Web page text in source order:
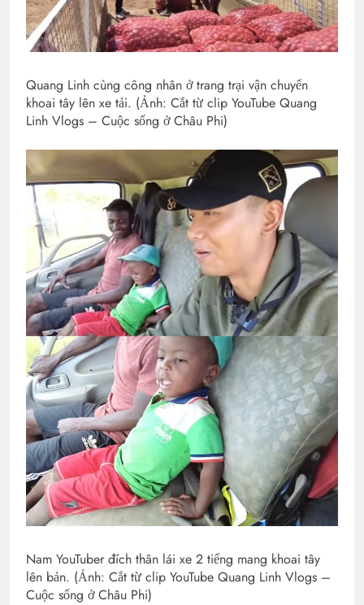
Quang Linh cùng công nhân ở trang trại vận chuyển
khoai tây lên xe tải. (Ảnh: Cắt từ clip YouTube Quang
Linh Vlogs – Cuộc sống ở Châu Phi)
Nam YouTuber đích thân lái xe 2 tiếng mang khoai tây
lên bản. (Ảnh: Cắt từ clip YouTube Quang Linh Vlogs –
Cuộc sống ở Châu Phi)